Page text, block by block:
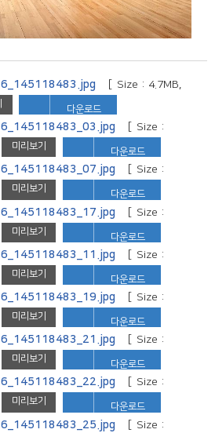
[ Size : 4.7MB,
다운로드
[ Size :
미리보기 다운로드
[ Size :
미리보기 다운로드
[ Size :
미리보기 다운로드
[ Size :
미리보기 다운로드
[ Size :
미리보기 다운로드
[ Size :
미리보기 다운로드
[ Size :
미리보기 다운로드
[ Size :